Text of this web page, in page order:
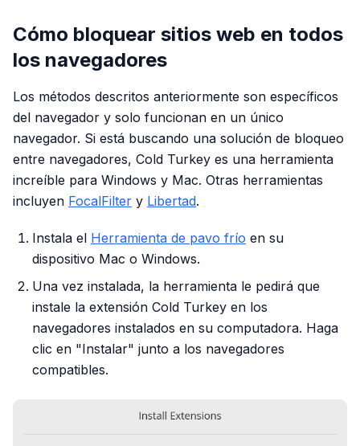
Cómo bloquear sitios web en todos
los navegadores
Los métodos descritos anteriormente son específicos
del navegador y solo funcionan en un único
navegador. Si está buscando una solución de bloqueo
entre navegadores, Cold Turkey es una herramienta
increíble para Windows y Mac. Otras herramientas
incluyen FocalFilter y Libertad.
Instala el Herramienta de pavo frío en su
dispositivo Mac o Windows.
Una vez instalada, la herramienta le pedirá que
instale la extensión Cold Turkey en los
navegadores instalados en su computadora. Haga
clic en "Instalar" junto a los navegadores
compatibles.